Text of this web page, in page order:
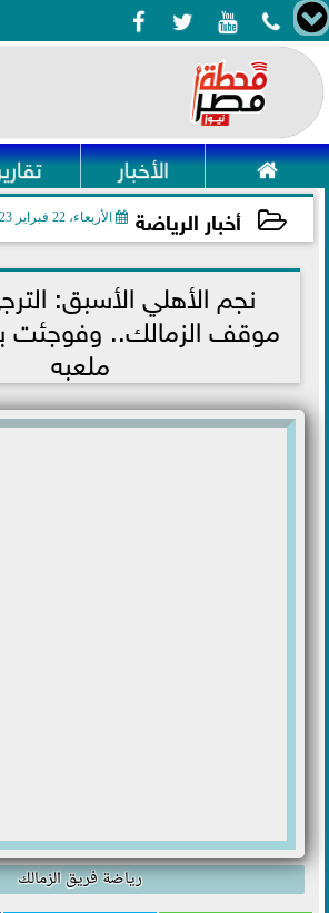
   
 الأخبار
أخبار الرياضة الأربعاء، 22 فبراير 2023
2023-02-22 11:51:44نجم الأهلي الأسبق:
موقف الزمالك.. وفوجئت
ملعبه
رياضة فريق الزمالك